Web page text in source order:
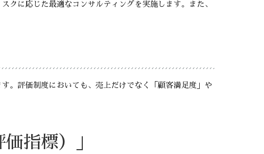
クに応じた最適なコンサルティングを実施します。また、
。評価制度においても、売上だけでなく「顧客満足度」や
指標）」